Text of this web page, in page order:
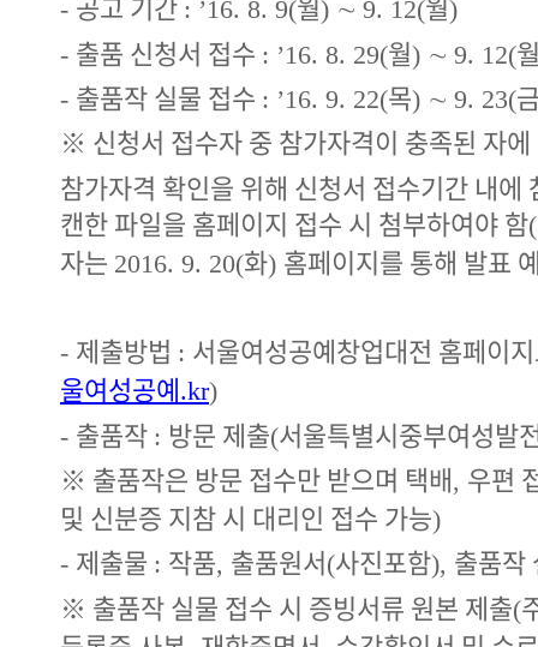
- : ’16. 8. 9( ) 9. 12(
)
- 출품 신청서 접수 : ’16. 8. 29(월) ∼ 9. 12(
- 출품작 실물 접수 : ’16. 9. 22(목) ∼ 9. 23(
※ 신청서 접수자 중 참가자격이 충족된 자
참가자격 확인을 위해 신청서 접수기간 내에
캔한 파일을 홈페이지 접수 시 첨부하여야 함(
자는 2016. 9. 20(화) 홈페이지를 통해 발표
- 제출방법 : 서울여성공예창업대전 홈페이
울여성공예.kr)
- 출품작 : 방문 제출(서울특별시중부여성발
※ 출품작은 방문 접수만 받으며 택배, 우편
및 신분증 지참 시 대리인 접수 가능)
- 제출물 : 작품, 출품원서(사진포함), 출품작
※ 출품작 실물 접수 시 증빙서류 원본 제출(